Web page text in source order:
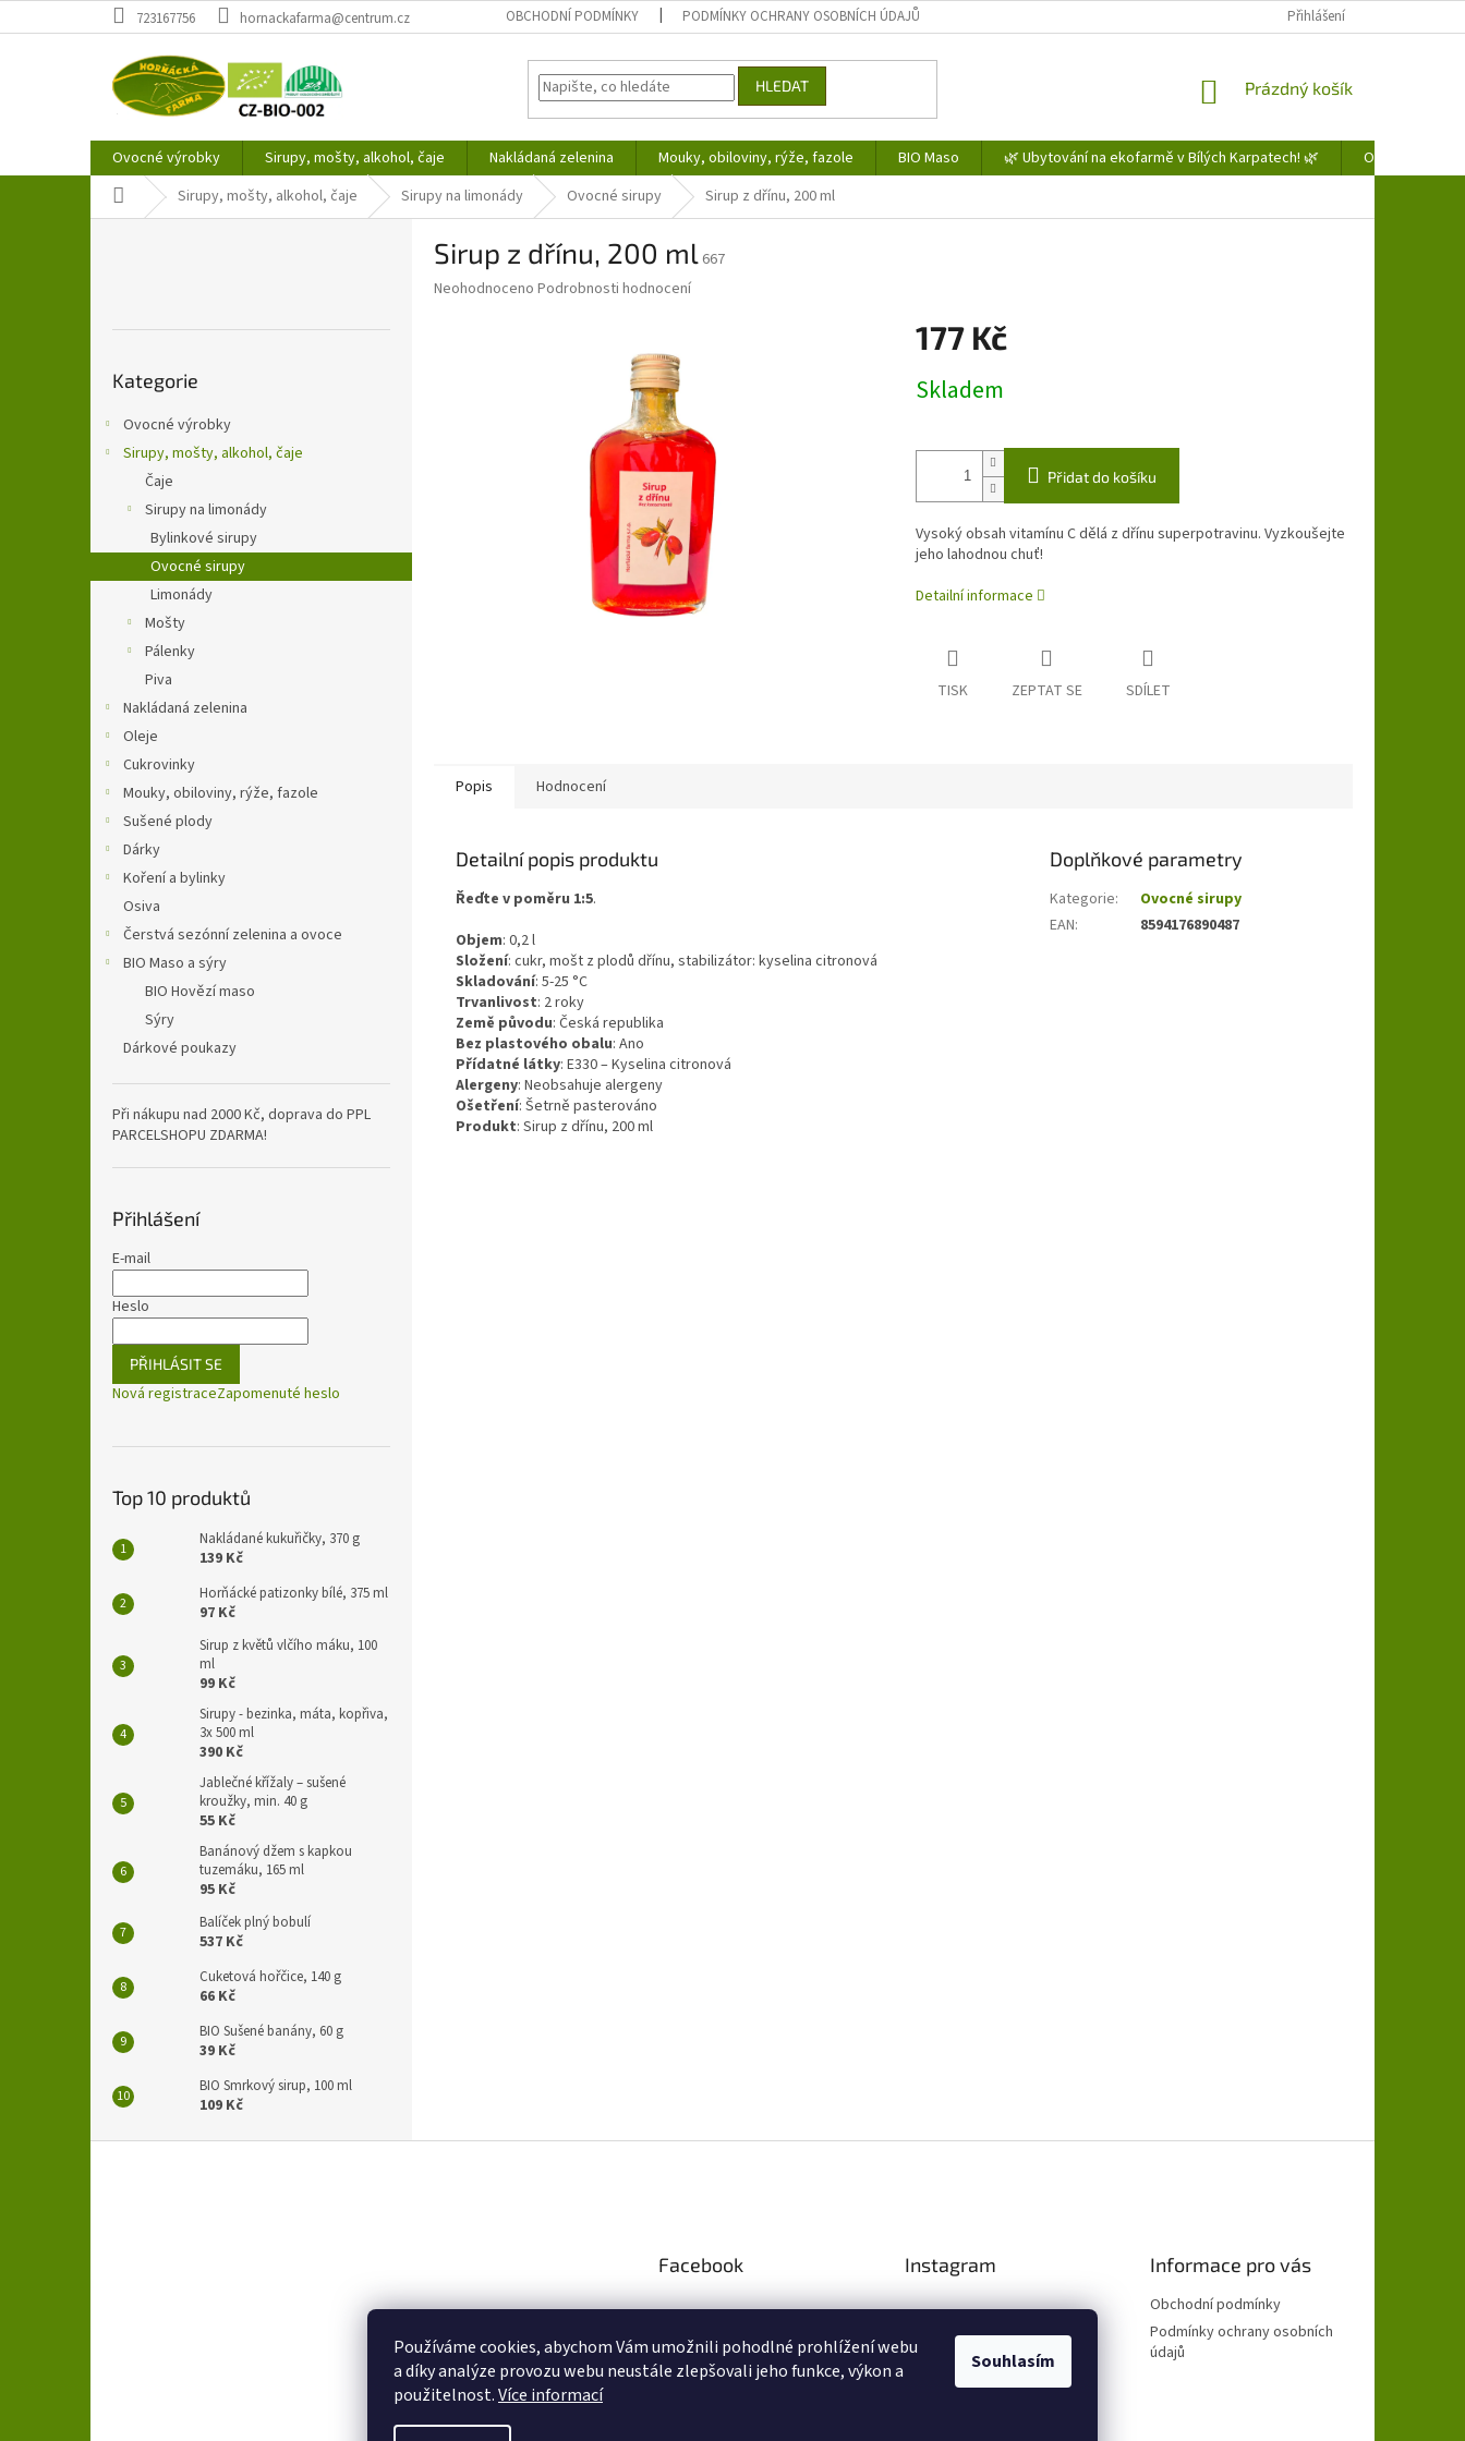
Používáme cookies, abychom Vám umožnili pohodlné prohlížení webu
a díky analýze provozu webu neustále zlepšovali jeho funkce, výkon a
použitelnost.Více informací
Souhlasím
na
723167756 hornackafarma@centrum.cz OBCHODNÍ PODMÍNKY PODMÍNKY OCHRANY OSOBNÍCH ÚDAJŮ Přihlášení
HLEDAT
NÁKUPNÍ
Prázdný košík
Ovocné výrobky Sirupy, mošty, alkohol, čaje Nakládaná zelenina Mouky, obiloviny, rýže, fazole BIO Maso 🌿 Ubytování na ekofarmě v Bílých Karpatech! 🌿
Obchodní
Domů Sirupy, mošty, alkohol, čaje Sirupy na limonády Ovocné sirupy Sirup z dřínu, 200 ml
kategorie
Kategorie
Ovocné výrobky
Sirupy, mošty, alkohol, čaje
Čaje
Sirupy na limonády
Bylinkové sirupy
Ovocné sirupy
Limonády
Mošty
Pálenky
Piva
Nakládaná zelenina
Oleje
Cukrovinky
Mouky, obiloviny, rýže, fazole
Sušené plody
Dárky
Koření a bylinky
Osiva
Čerstvá sezónní zelenina a ovoce
BIO Maso a sýry
BIO Hovězí maso
Sýry
Dárkové poukazy
Při nákupu nad 2000 Kč, doprava do PPL
PARCELSHOPU ZDARMA!
Přihlášení
E-mail
Heslo
PŘIHLÁSIT SE
Nová registraceZapomenuté heslo
Top 10 produktů
Nakládané kukuřičky, 370 g
139 Kč
Horňácké patizonky bílé, 375 ml
97 Kč
Sirup z květů vlčího máku, 100
ml
99 Kč
Sirupy - bezinka, máta, kopřiva,
3x 500 ml
390 Kč
Jablečné křížaly – sušené
kroužky, min. 40 g
55 Kč
Banánový džem s kapkou
tuzemáku, 165 ml
95 Kč
Balíček plný bobulí
537 Kč
Cuketová hořčice, 140 g
66 Kč
BIO Sušené banány, 60 g
39 Kč
BIO Smrkový sirup, 100 ml
109 Kč
Sirup z dřínu, 200 ml 667
Průměrné
Neohodnoceno Podrobnosti hodnocení
177 Kč
cena:
Skladem
Přidat do košíku
Vysoký obsah vitamínu C dělá z dřínu superpotravinu. Vyzkoušejte
jeho lahodnou chuť!
Detailní informace
TISK ZEPTAT SE SDÍLET
Popis Hodnocení
Detailní popis produktu
Řeďte v poměru 1:5.
Objem: 0,2l
Složení: cukr, mošt z plodů dřínu, stabilizátor: kyselina citronová
Skladování: 5-25 °C
Trvanlivost: 2 roky
Země původu: Česká republika
Bez plastového obalu: Ano
Přídatné látky: E330 – Kyselina citronová
Alergeny: Neobsahuje alergeny
Ošetření: Šetrně pasterováno
Produkt: Sirup z dřínu, 200 ml
Doplňkové parametry
Kategorie:
Ovocné sirupy
EAN: 8594176890487
Facebook Instagram
Sledovat na Instagramu
Informace pro vás
Obchodní podmínky
Podmínky ochrany osobních
údajů